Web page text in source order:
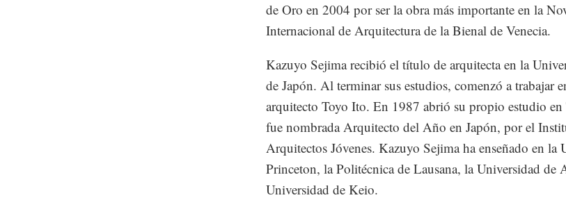
de Oro en 2004 por ser la obra más importante en la
Internacional de Arquitectura de la Bienal de Venecia.
Kazuyo Sejima recibió el título de arquitecta en la
de Japón. Al terminar sus estudios, comenzó a trabajar
arquitecto Toyo Ito. En 1987 abrió su propio estudio
fue nombrada Arquitecto del Año en Japón, por el
Arquitectos Jóvenes. Kazuyo Sejima ha enseñado en la
Princeton, la Politécnica de Lausana, la Universidad de
Universidad de Keio.